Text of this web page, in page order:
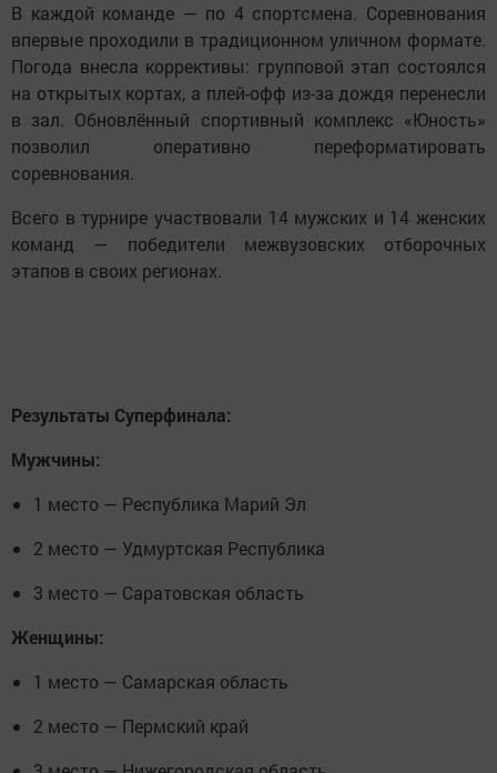
В каждой команде — по 4 спортсмена. Соревнования
впервые проходили в традиционном уличном формате.
Погода внесла коррективы: групповой этап состоялся
на открытых кортах, а плей-офф из-за дождя перенесли
в зал. Обновлённый спортивный комплекс «Юность»
позволил оперативно переформатировать
соревнования.
Всего в турнире участвовали 14 мужских и 14 женских
команд — победители межвузовских отборочных
этапов в своих регионах.
Результаты Суперфинала:
Мужчины:
1 место — Республика Марий Эл
2 место — Удмуртская Республика
3 место — Саратовская область
Женщины:
1 место — Самарская область
2 место — Пермский край